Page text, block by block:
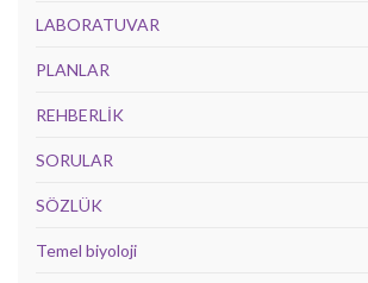
LABORATUVAR
PLANLAR
REHBERLİK
SORULAR
SÖZLÜK
Temel biyoloji